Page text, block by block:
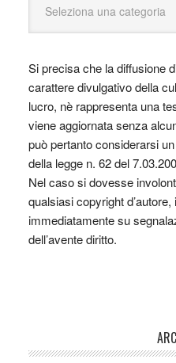
Si precisa che la diffusione
carattere divulgativo della
lucro, nè rappresenta una
viene aggiornata senza
può pertanto considerarsi
della legge n. 62 del
Nel caso si dovesse
qualsiasi copyright
immediatamente su
dell’avente diritto.